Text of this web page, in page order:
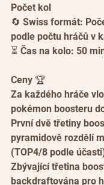
Počet kol
🔄 Swiss formát:
podle počtu hráčů v
⏳ Čas na kolo: 50
Ceny 🏆
Za každého hráče
pokémon boosteru
První dvě třetiny
pyramidově rozdělí
(TOP4/8 podle
Zbývající třetina
backdraftována pro